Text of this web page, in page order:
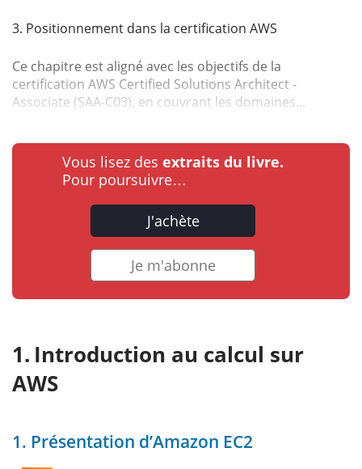
3. Positionnement dans la certification AWS
Ce chapitre est aligné avec les objectifs de la
certification AWS Certified Solutions Architect -
Associate (SAA-C03), en couvrant les domaines...
Vous lisez des extraits du livre.
Pour poursuivre…
J'achète
Je m'abonne
Introduction au calcul sur
AWS
1. Présentation d’Amazon EC2